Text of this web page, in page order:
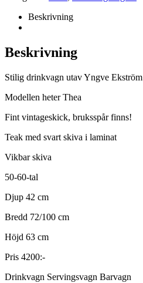
Beskrivning
Beskrivning
Stilig drinkvagn utav Yngve Ekström
Modellen heter Thea
Fint vintageskick, bruksspår finns!
Teak med svart skiva i laminat
Vikbar skiva
50-60-tal
Djup 42 cm
Bredd 72/100 cm
Höjd 63 cm
Pris 4200:-
Drinkvagn Servingsvagn Barvagn